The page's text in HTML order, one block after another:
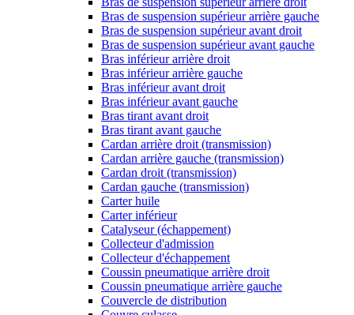
Bras de suspension supérieur arrière gauche
Bras de suspension supérieur avant droit
Bras de suspension supérieur avant gauche
Bras inférieur arrière droit
Bras inférieur arrière gauche
Bras inférieur avant droit
Bras inférieur avant gauche
Bras tirant avant droit
Bras tirant avant gauche
Cardan arrière droit (transmission)
Cardan arrière gauche (transmission)
Cardan droit (transmission)
Cardan gauche (transmission)
Carter huile
Carter inférieur
Catalyseur (échappement)
Collecteur d'admission
Collecteur d'échappement
Coussin pneumatique arrière droit
Coussin pneumatique arrière gauche
Couvercle de distribution